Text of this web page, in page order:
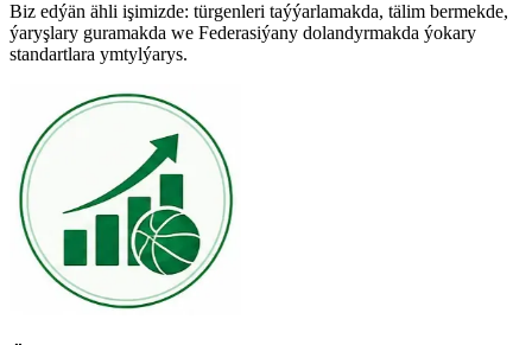
Biz edýän ähli işimizde: türgenleri taýýarlamakda, tälim bermekde,
ýaryşlary guramakda we Federasiýany dolandyrmakda ýokary
standartlara ymtylýarys.